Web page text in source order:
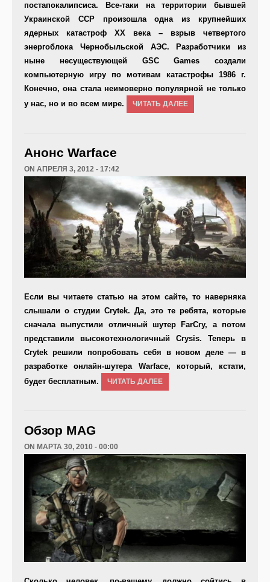
постапокалипсиса. Все-таки на территории бывшей
Украинской ССР произошла одна из крупнейших
ядерных катастроф XX века – взрыв четвертого
энергоблока Чернобыльской АЭС. Разработчики из
ныне несуществующей GSC Games создали
компьютерную игру по мотивам катастрофы 1986 г.
Конечно, она стала неимоверно популярной не только
у нас, но и во всем мире.
ЧИТАТЬ ДАЛЕЕ
Анонс Warface
ON АПРЕЛЯ 3, 2012 - 17:42
Если вы читаете статью на этом сайте, то наверняка
слышали о студии Crytek. Да, это те ребята, которые
сначала выпустили отличный шутерFarCry, а потом
представили высокотехнологичный Crysis. Теперь в
Crytek решили попробовать себя в новом деле — в
разработке онлайн-шутера Warface, который, кстати,
будет бесплатным.
ЧИТАТЬ ДАЛЕЕ
Обзор MAG
ON МАРТА 30, 2010 - 00:00